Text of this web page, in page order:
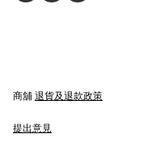
商舖 退貨及退款政策
提出意見